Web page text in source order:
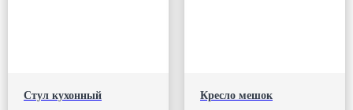
Стул кухонный Кресло мешок